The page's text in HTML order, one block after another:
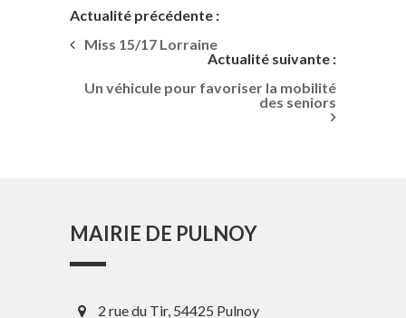
Actualité précédente :
Miss 15/17 Lorraine
Actualité suivante :
Un véhicule pour favoriser la mobilité
des seniors
MAIRIE DE PULNOY
2 rue du Tir, 54425 Pulnoy